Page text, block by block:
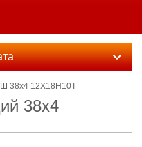
38х4 12Х18Н10Т
38х4